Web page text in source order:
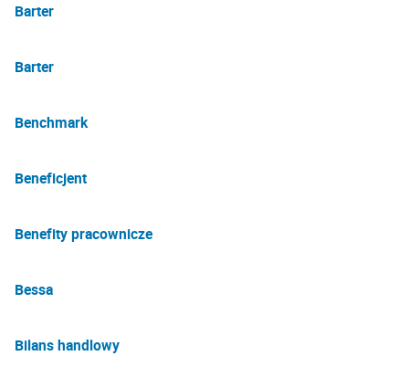
Barter
Barter
Benchmark
Beneficjent
Benefity pracownicze
Bessa
Bilans handlowy